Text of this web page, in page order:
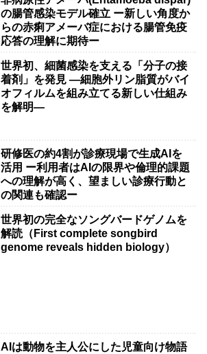
の腸管感染モデル確立 ー新しい角度か
らの赤痢アメーバ症における腸管免疫
応答の理解に期待ー
世界初、細菌感染を支える「分子の接
着剤」を発見 ―細胞外リン脂質がバイ
オフィルムを組み立てる新しい仕組み
を解明―
研修医の約4割が診療現場で生成AIを
活用 ー利用者はAIの限界や倫理的課題
への理解が高く、望ましい診療行動と
の関連も確認ー
世界初の完全なソングバードゲノムを
解読（First complete songbird
genome reveals hidden biology）
AIは動物を主人公にした児童向け物語